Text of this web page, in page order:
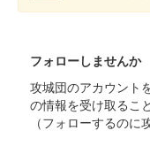
印
1960年に小田原市制
天守閣が、2025年3月
したのを記念して製作
閣と北条氏家……
フォローしませんか
攻城団のアカウント
の情報を受け取るこ
（フォローするのに